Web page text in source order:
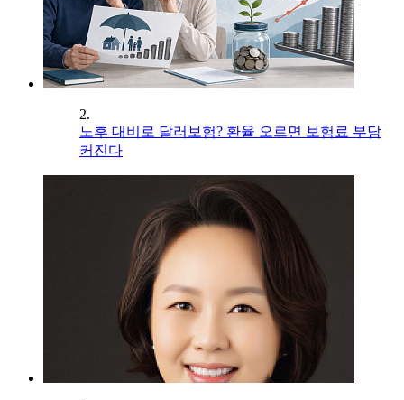
2.
노후 대비로 달러보험? 환율 오르면 보험료 부담
커진다